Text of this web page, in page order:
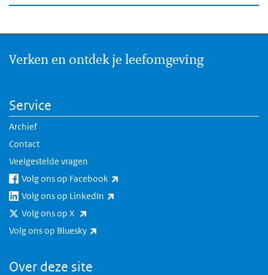
Verken en ontdek je leefomgeving
Service
Archief
Contact
Veelgestelde vragen
Volg ons op Facebook
Volg ons op LinkedIn
Volg ons op X
Volg ons op Bluesky
Over deze site